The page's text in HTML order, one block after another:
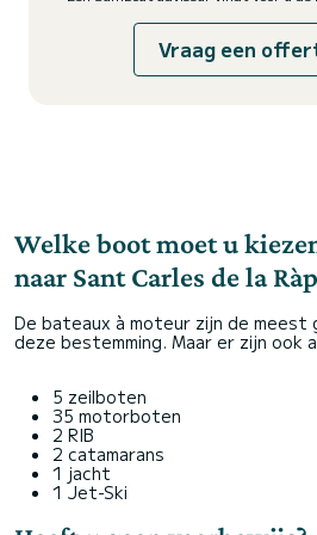
Vraag een
Welke boot moet u
naar Sant Carles de la
De bateaux à moteur zijn de meest
deze bestemming. Maar er zijn ook
5 zeilboten
35 motorboten
2 RIB
2 catamarans
1 jacht
1 Jet-Ski